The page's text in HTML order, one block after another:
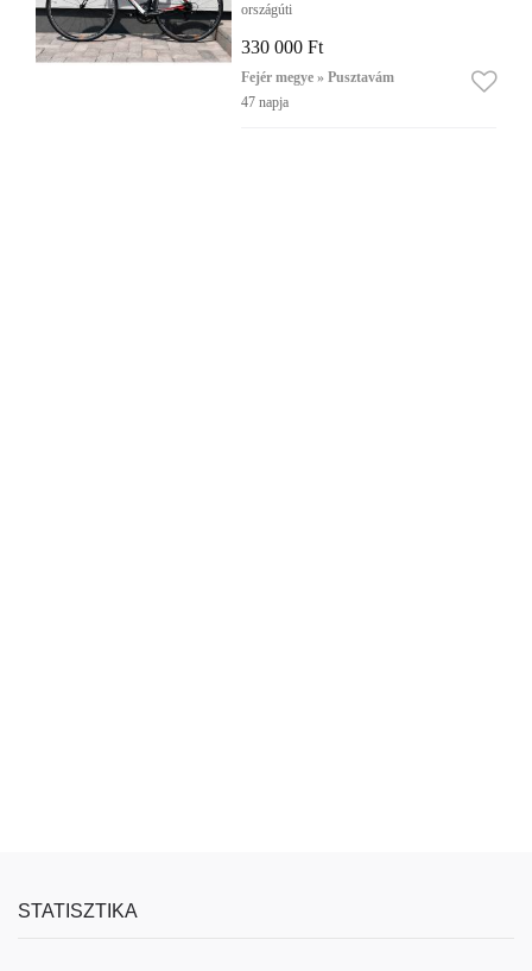
országúti
330 000 Ft
Fejér megye » Pusztavám
47 napja
STATISZTIKA